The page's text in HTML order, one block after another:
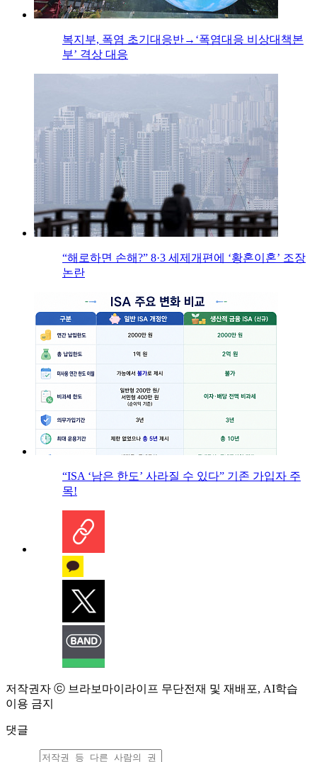
복지부, 폭염 초기대응반→‘폭염대응 비상대책본
부’ 격상 대응
“해로하면 손해?” 8·3 세제개편에 ‘황혼이혼’ 조장
논란
“ISA ‘남은 한도’ 사라질 수 있다” 기존 가입자 주
목!
저작권자 ⓒ 브라보마이라이프 무단전재 및 재배포, AI학습
이용 금지
댓글